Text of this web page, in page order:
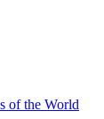
of the World